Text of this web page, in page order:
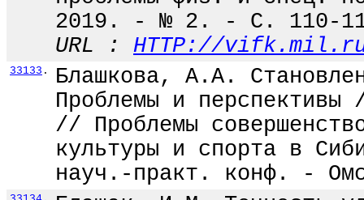
2019. - № 2. - С. 110-
URL : HTTP://
33133 .
Блашкова, А.А.
Проблемы и
// Проблемы
культуры и спорта в
науч.-практ. конф. -